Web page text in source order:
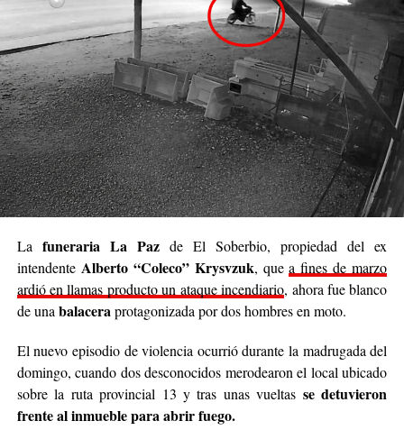
cada rincón de Posadas
, acompañar, contener y
brindar un poco de alivio a quienes están pasando
momentos difíciles. No podemos cambiar el mundo
entero, pero sí podemos cambiar el día de alguien”.
Se trata de una iniciativa hecha a pulmón, con esfuerzo
propio y con el acompañamiento de cada persona que
decide sumar su granito de arena, ya sea concamperas,
buzos, sacos, frazadas, colchas, mantas, bufandas,
gorros, guantes y todo lo que pueda abrigar.
Cabe destacar que para mediados de mayo será la
entrega de donaciones y tienen planificado realizar ollas
populares de arroz con pollo, por lo que también
recibirán donaciones de alimentos no perecederos.
Para comunicarse con el organizador de la iniciativa,
podrán enviar mensajes, audios o realizar llamadas al
3764140551
o a través de Instagram
@agustin_pineiroo
La funeraria La Pazde El Soberbio, propiedad del ex
intendente Alberto “Coleco” Krysvzuk, quea fines de marzo
ardió en llamas producto un ataque incendiario, ahora fue blanco
de una balacera protagonizada por dos hombres en moto.
El nuevo episodio de violencia ocurrió durante la madrugada del
domingo, cuando dos desconocidos merodearon el local ubicado
sobre la ruta provincial 13 y tras unas vueltas se detuvieron
frente al inmueble para abrir fuego.